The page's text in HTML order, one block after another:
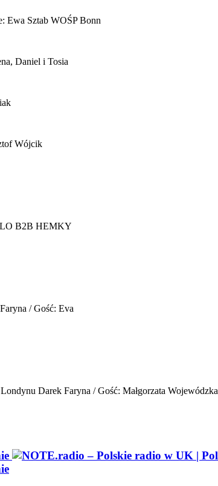
Ewa Sztab WOŚP Bonn
Daniel i Tosia
Wójcik
B2B HEMKY
/ Gość: Eva
Darek Faryna / Gość: Małgorzata Wojewódzka